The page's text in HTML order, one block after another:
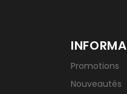
Promotions
Nouveautés